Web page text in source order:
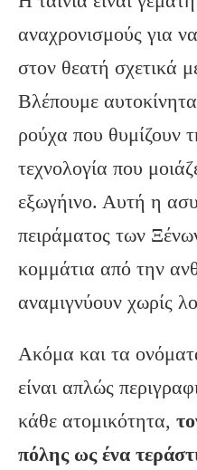
αναχρονισμούς για
στον θεατή σχετικά
Βλέπουμε
ρούχα που θυμίζουν
τεχνολογία που
εξωγήινο. Αυτή η
πειράματος των
κομμάτια από την
αναμιγνύουν χωρίς
Ακόμα και τα
είναι απλώς
κάθε ατομικότητα,
πόλης ως ένα